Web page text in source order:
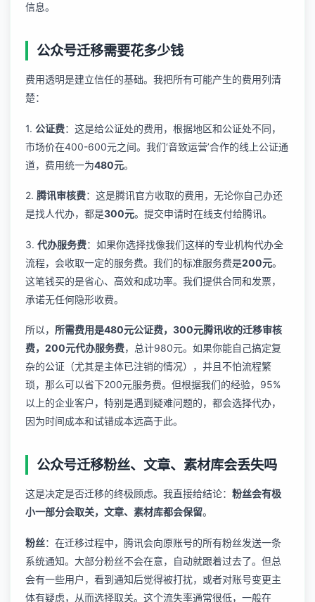
信息。
公众号迁移需要花多少钱
费用透明是建立信任的基础。我把所有可能产生的费用列清
楚：
1. 公证费：这是给公证处的费用，根据地区和公证处不同，
市场价在400-600元之间。我们‘音致运营’合作的线上公证通
道，费用统一为480元。
2. 腾讯审核费：这是腾讯官方收取的费用，无论你自己办还
是找人代办，都是300元。提交申请时在线支付给腾讯。
3. 代办服务费：如果你选择找像我们这样的专业机构代办全
流程，会收取一定的服务费。我们的标准服务费是200元。
这笔钱买的是省心、高效和成功率。我们提供合同和发票，
承诺无任何隐形收费。
所以， 所需费用是480元公证费，300元腾讯收的迁移审核
费，200元代办服务费，总计980元。如果你能自己搞定复
杂的公证（尤其是主体已注销的情况），并且不怕流程繁
琐，那么可以省下200元服务费。但根据我们的经验，95%
以上的企业客户，特别是遇到疑难问题的，都会选择代办，
因为时间成本和试错成本远高于此。
公众号迁移粉丝、文章、素材库会丢失吗
这是决定是否迁移的终极顾虑。我直接给结论： 粉丝会有极
小一部分会取关，文章、素材库都会保留。
粉丝：在迁移过程中，腾讯会向原账号的所有粉丝发送一条
系统通知。大部分粉丝不会在意，自动就跟着过去了。但总
会有一些用户，看到通知后觉得被打扰，或者对账号变更主
体有疑虑，从而选择取关。这个流失率通常很低，一般在